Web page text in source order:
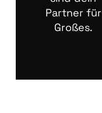
Partner für
Großes.